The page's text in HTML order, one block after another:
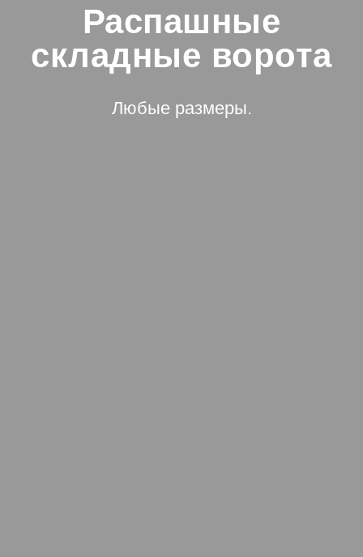
Распашные
складные ворота
Любые размеры.